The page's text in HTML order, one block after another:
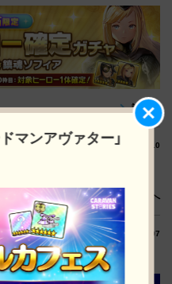
詳細へ
2021/12/10
金)更新]
詳細へ
2021/12/07
マンアヴァター」